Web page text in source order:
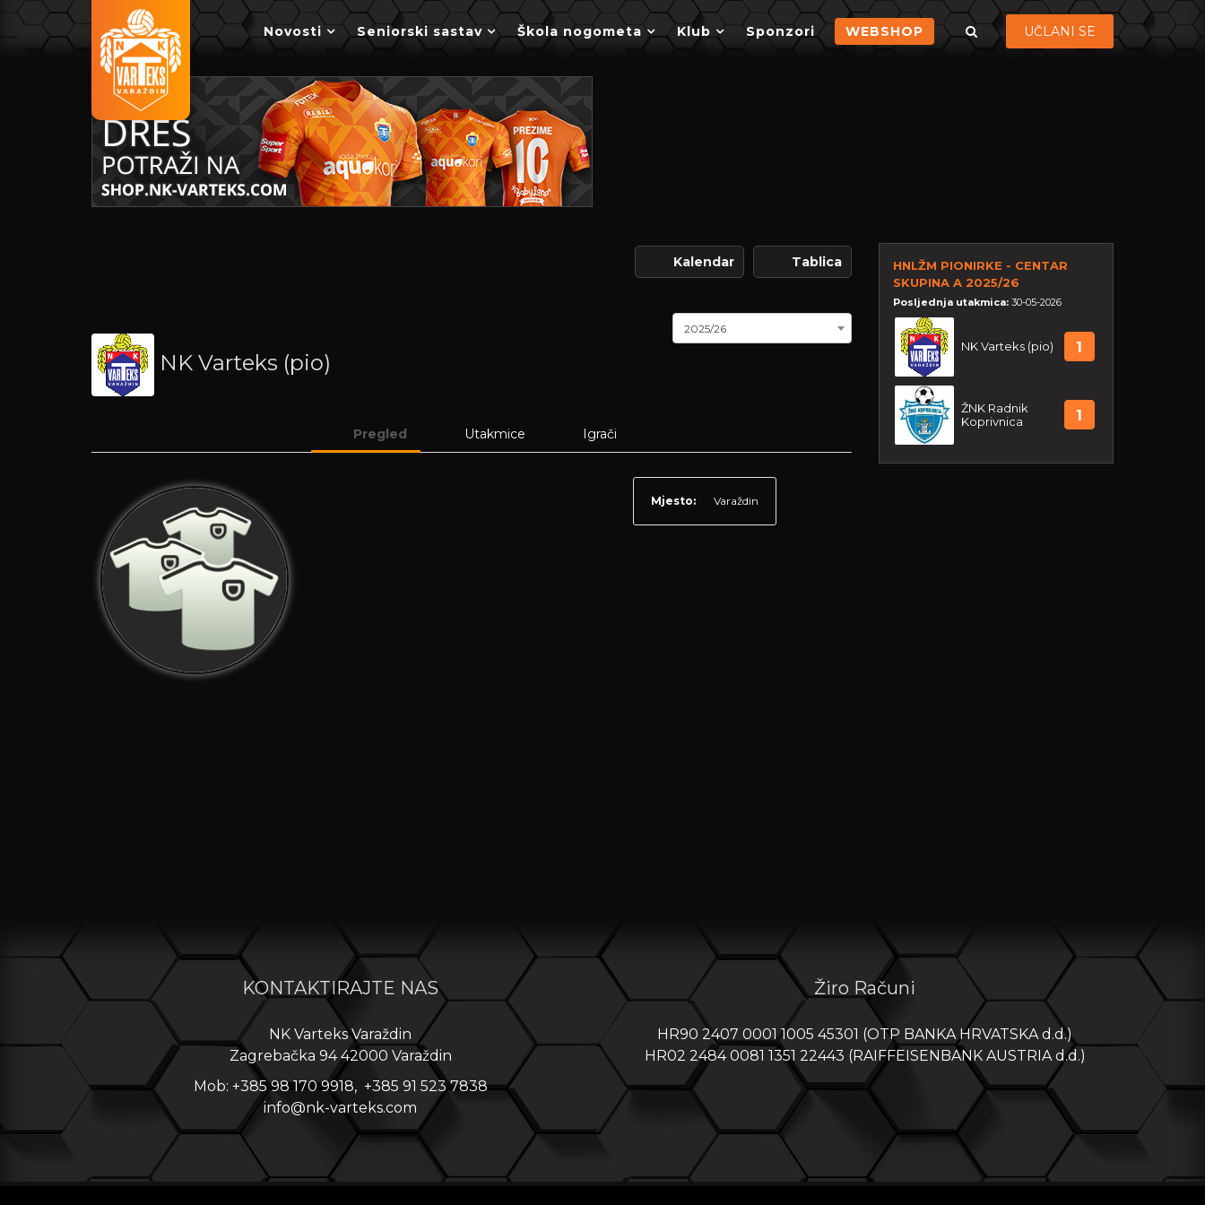
Novosti Seniorski sastav Škola nogometa Klub Sponzori WEBSHOP UČLANI SE
Kalendar Tablica
2025/26
NK Varteks (pio)
Pregled Utakmice Igrači
Mjesto: Varaždin
HNLŽM PIONIRKE - CENTAR
SKUPINA A 2025/26
Posljednja utakmica: 30-05-2026
NK Varteks (pio) 1
ŽNK Radnik
Koprivnica
1
KONTAKTIRAJTE NAS
NK Varteks Varaždin
Zagrebačka 94 42000 Varaždin
Mob: +385 98 170 9918, +385 91 523 7838
info@nk-varteks.com
Žiro Računi
HR90 2407 0001 1005 45301 (OTP BANKA HRVATSKA d.d.)
HR02 2484 0081 1351 22443 (RAIFFEISENBANK AUSTRIA d.d.)